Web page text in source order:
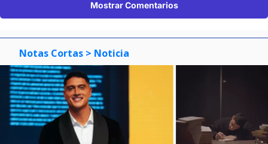
Mostrar Comentarios
Notas Cortas > Noticia